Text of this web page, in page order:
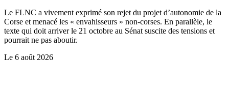
Le FLNC a vivement exprimé son rejet du projet d’autonomie de la
Corse et menacé les « envahisseurs » non-corses. En parallèle, le
texte qui doit arriver le 21 octobre au Sénat suscite des tensions et
pourrait ne pas aboutir.
Le 6 août 2026